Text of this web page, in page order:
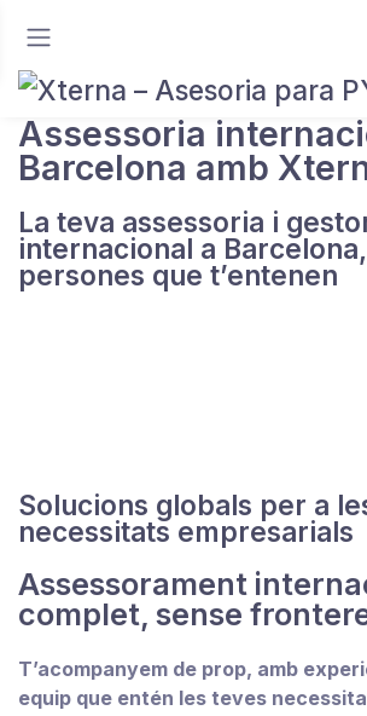
Assessoria
Barcelona amb
La teva assessoria i
internacional a
persones que t’entenen
Solucions globals per a
necessitats empresarials
Assessorament
complet, sense
T’acompanyem de prop, amb
equip que entén les teves